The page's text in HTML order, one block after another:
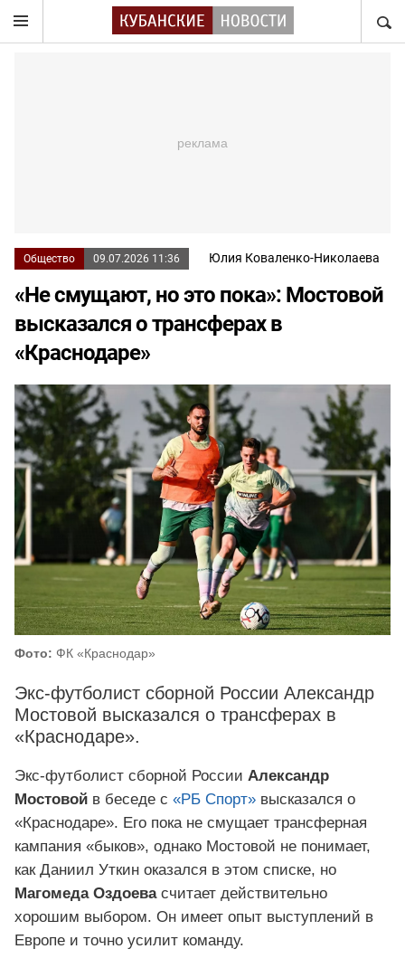
Общество 09.07.2026 11:36 Юлия Коваленко-Николаева
«Не смущают, но это пока»: Мостовой
высказался о трансферах в
«Краснодаре»
Фото: ФК «Краснодар»
Экс-футболист сборной России Александр
Мостовой высказался о трансферах в
«Краснодаре».
Экс-футболист сборной России Александр
Мостовой в беседе с «РБ Спорт» высказался о
«Краснодаре». Его пока не смущает трансферная
кампания «быков», однако Мостовой не понимает,
как Даниил Уткин оказался в этом списке, но
Магомеда Оздоевасчитает действительно
хорошим выбором. Он имеет опыт выступлений в
Европе и точно усилит команду.